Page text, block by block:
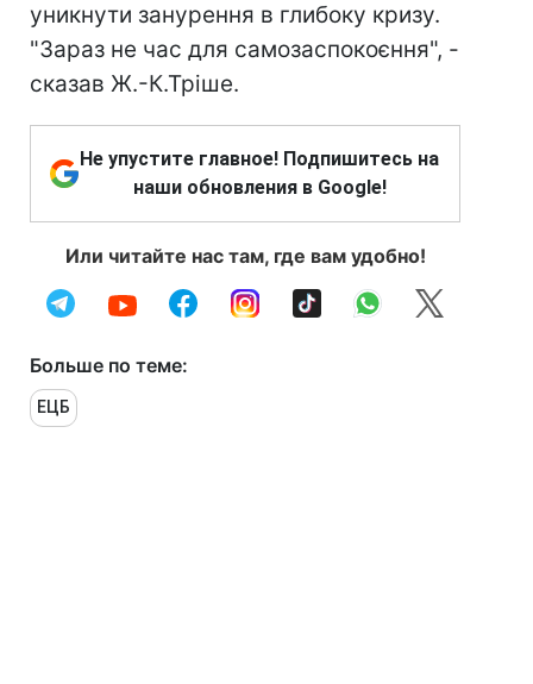
уникнути занурення в глибоку кризу.
"Зараз не час для самозаспокоєння", -
сказав Ж.-К.Тріше.
Не упустите главное! Подпишитесь на
наши обновления в Google!
Или читайте нас там, где вам удобно!
Больше по теме:
ЕЦБ